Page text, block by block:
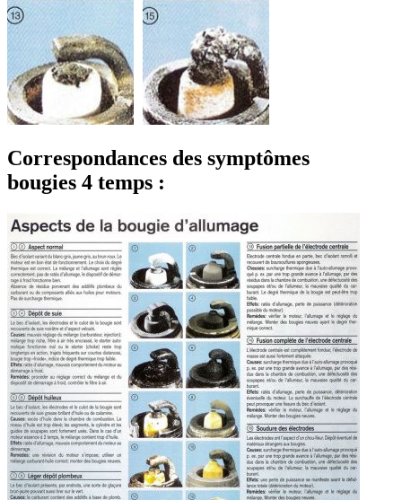
Correspondances des symptômes
bougies 4 temps :